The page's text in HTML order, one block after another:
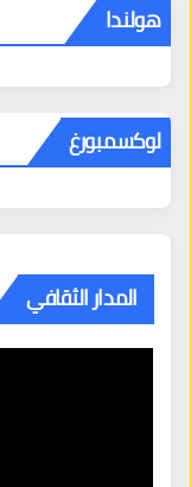
هولندا
لوكسمبورغ
المدار الثقافي